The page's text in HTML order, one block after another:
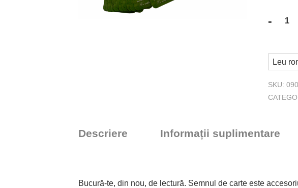
-Cantitate
carte
șnur
Psalm
Leu
SKU:090
Descriere Informații suplimentare
Bucură-te, din nou, de lectură. Semnul de carte este